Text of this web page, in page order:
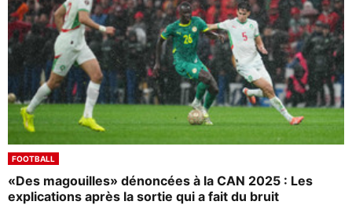
FOOTBALL
«Des magouilles» dénoncées à la CAN 2025 : Les
explications après la sortie qui a fait du bruit